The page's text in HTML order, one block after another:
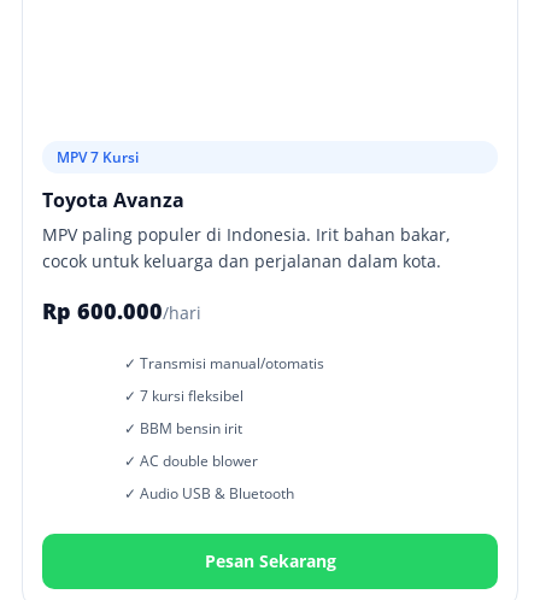
MPV 7 Kursi
Toyota Avanza
MPV paling populer di Indonesia. Irit bahan bakar,
cocok untuk keluarga dan perjalanan dalam kota.
Rp 600.000/hari
✓ Transmisi manual/otomatis
✓ 7 kursi fleksibel
✓ BBM bensin irit
✓ AC double blower
✓ Audio USB & Bluetooth
Pesan Sekarang